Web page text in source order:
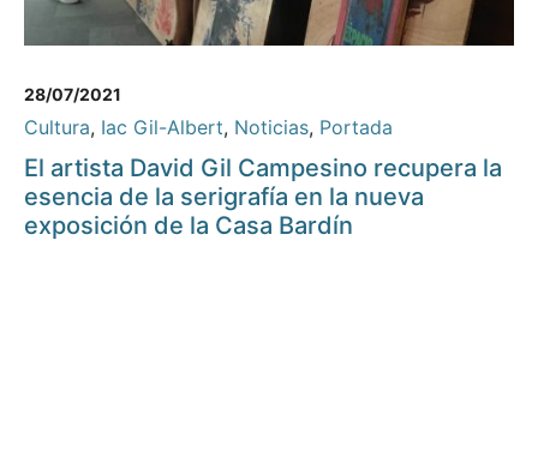
28/07/2021
Cultura, Iac Gil-Albert, Noticias, Portada
El artista David Gil Campesino recupera la
esencia de la serigrafía en la nueva
exposición de la Casa Bardín